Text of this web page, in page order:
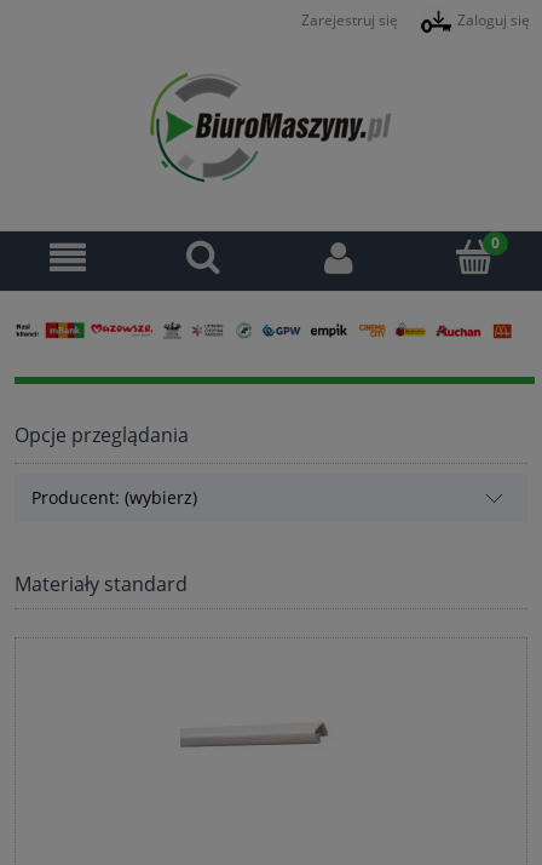
Zarejestruj się Zaloguj się
Opcje przeglądania
Producent: (wybierz)
Materiały standard